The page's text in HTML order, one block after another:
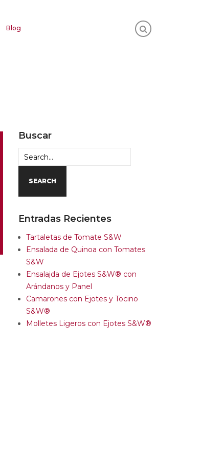
Blog
Buscar
SEARCH
Entradas Recientes
Tartaletas de Tomate S&W
Ensalada de Quinoa con Tomates
S&W
Ensalajda de Ejotes S&W® con
Arándanos y Panel
Camarones con Ejotes y Tocino
S&W®
Molletes Ligeros con Ejotes S&W®